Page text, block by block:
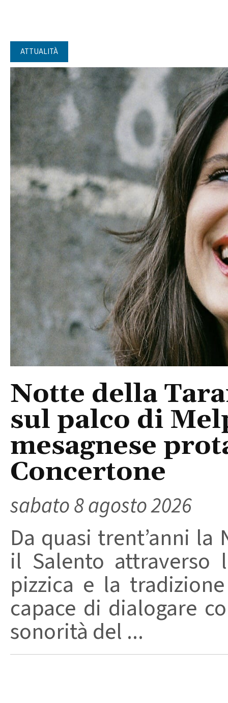
ATTUALITÀ
Notte della
sul palco di
mesagnese
Concertone
sabato 8 agosto 2026
Da quasi trent’anni
il Salento attraverso
pizzica e la
capace di dialogare
sonorità del ...